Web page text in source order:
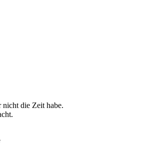
die Zeit habe.